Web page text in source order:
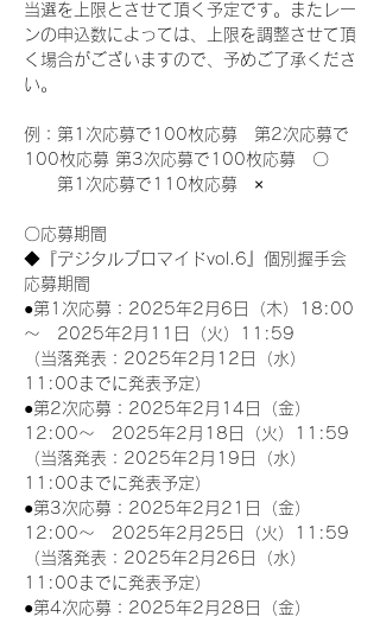
当選を上限とさせて頂く予定です。またレー
ンの申込数によっては、上限を調整させて頂
く場合がございますので、予めご了承くださ
い。
例：第1次応募で100枚応募　第2次応募で
100枚応募 第3次応募で100枚応募　〇
第1次応募で110枚応募　×
〇応募期間
◆『デジタルブロマイドvol.6』個別握手会
応募期間
●第1次応募：2025年2月6日（木）18:00
～　2025年2月11日（火）11:59
（当落発表：2025年2月12日（水）
11:00までに発表予定）
●第2次応募：2025年2月14日（金）
12:00～　2025年2月18日（火）11:59
（当落発表：2025年2月19日（水）
11:00までに発表予定）
●第3次応募：2025年2月21日（金）
12:00～　2025年2月25日（火）11:59
（当落発表：2025年2月26日（水）
11:00までに発表予定）
●第4次応募：2025年2月28日（金）